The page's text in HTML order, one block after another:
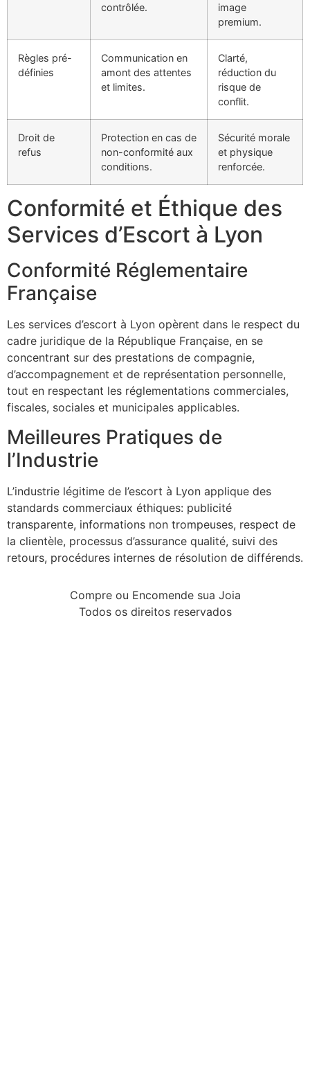
contrôlée.
image
premium.
Règles pré-
définies
Communication en
amont des attentes
et limites.
Clarté,
réduction du
risque de
conflit.
Droit de
refus
Protection en cas de
non-conformité aux
conditions.
Sécurité morale
et physique
renforcée.
Conformité et Éthique des
Services d’Escort à Lyon
Conformité Réglementaire
Française
Les services d’escort à Lyon opèrent dans le respect du
cadre juridique de la République Française, en se
concentrant sur des prestations de compagnie,
d’accompagnement et de représentation personnelle,
tout en respectant les réglementations commerciales,
fiscales, sociales et municipales applicables.
Meilleures Pratiques de
l’Industrie
L’industrie légitime de l’escort à Lyon applique des
standards commerciaux éthiques: publicité
transparente, informations non trompeuses, respect de
la clientèle, processus d’assurance qualité, suivi des
retours, procédures internes de résolution de différends.
Compre ou Encomende sua Joia
Todos os direitos reservados